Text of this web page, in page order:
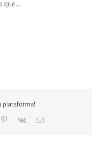
que…
plataforma!
pinterest
vk
Correo